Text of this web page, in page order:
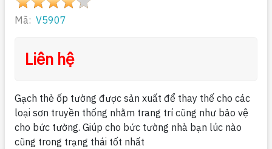
Mã: V5907
Liên hệ
Gạch thẻ ốp tường được sản xuất để thay thế cho các
loại sơn truyền thống nhằm trang trí cũng như bảo vệ
cho bức tường. Giúp cho bức tường nhà bạn lúc nào
cũng trong trạng thái tốt nhất